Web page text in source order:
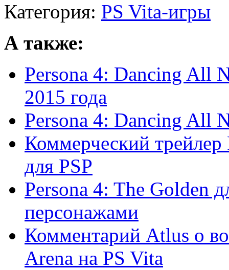
Категория: PS Vita-игры
А также:
Persona 4: Dancing All
2015 года
Persona 4: Dancing All
Коммерческий трейлер
для PSP
Persona 4: The Golden
персонажами
Комментарий Atlus о
Arena на PS Vita